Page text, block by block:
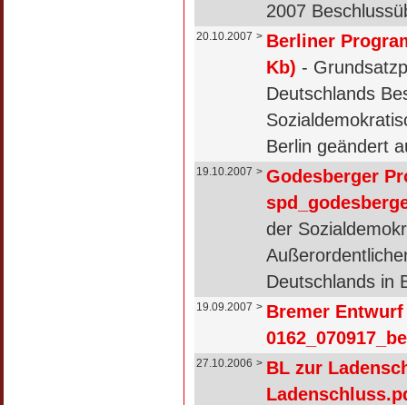
2007
20.10.2007 > Berliner
Kb) -
Deutschlands
Berlin geändert
19.10.2007 > Godesberger
der
Deutschlands in
19.09.2007 > Bremer
27.10.2006 > BL zur